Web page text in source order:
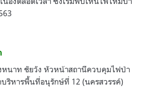
หนาท ชัยวัง หัวหน้าสถานีควบคุมไฟป่า
ริหารพื้นที่อนุรักษ์ที่ 12 (นครสวรรค์)